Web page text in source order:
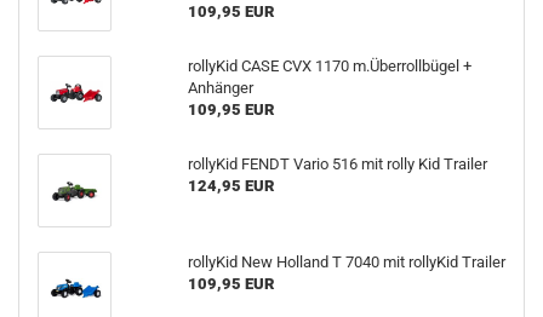
109,95 EUR
rollyKid CASE CVX 1170 m.Überrollbügel +
Anhänger
109,95 EUR
rollyKid FENDT Vario 516 mit rolly Kid Trailer
124,95 EUR
rollyKid New Holland T 7040 mit rollyKid Trailer
109,95 EUR